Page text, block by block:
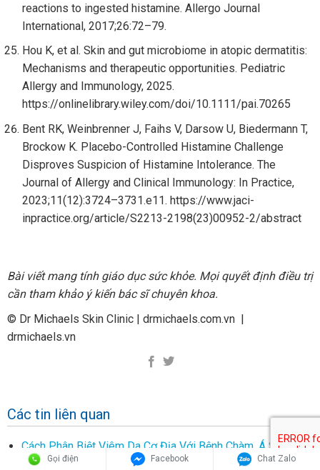
reactions to ingested histamine. Allergo Journal
International, 2017;26:72–79.
Hou K, et al. Skin and gut microbiome in atopic dermatitis:
Mechanisms and therapeutic opportunities. Pediatric
Allergy and Immunology, 2025.
https://onlinelibrary.wiley.com/doi/10.1111/pai.70265
Bent RK, Weinbrenner J, Faihs V, Darsow U, Biedermann T,
Brockow K. Placebo-Controlled Histamine Challenge
Disproves Suspicion of Histamine Intolerance. The
Journal of Allergy and Clinical Immunology: In Practice,
2023;11(12):3724–3731.e11. https://www.jaci-
inpractice.org/article/S2213-2198(23)00952-2/abstract
Bài viết mang tính giáo dục sức khỏe. Mọi quyết định điều trị
cần tham khảo ý kiến bác sĩ chuyên khoa.
© Dr Michaels Skin Clinic | drmichaels.com.vn |
drmichaels.vn
Các tin liên quan
Cách Phân Biệt Viêm Da Cơ Địa Với Bệnh Chàm, Á Sừng Và
Nấm Da?
Gọi điện Facebook Chat Zalo